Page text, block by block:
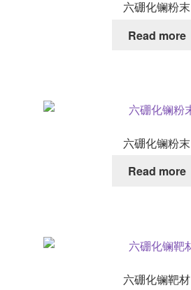
六硼化镧粉末
Read more
六硼化镧粉末
Read more
六硼化镧靶材